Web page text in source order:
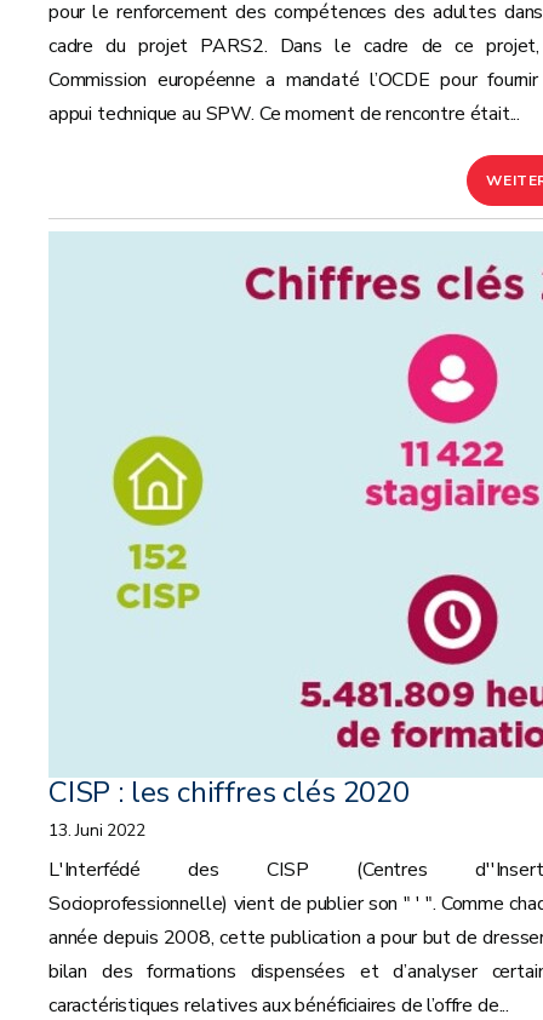
pour le renforcement des compétences des adultes
cadre du projet PARS2. Dans le cadre de ce
Commission européenne a mandaté l’OCDE pour
appui technique au SPW. Ce moment de rencontre était...
CISP : les chiffres clés 2020
13. Juni 2022
L'Interfédé des CISP (Centres
Socioprofessionnelle) vient de publier son " ' ". Comme
année depuis 2008, cette publication a pour but de
bilan des formations dispensées et d’analyser
caractéristiques relatives aux bénéficiaires de l’offre de...